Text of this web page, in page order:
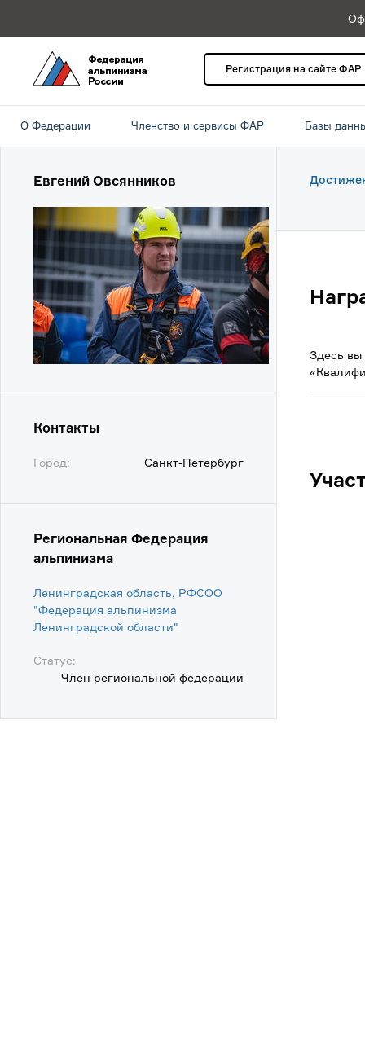
Регистрация на сайте ФАР
О Федерации Членство и сервисы ФАР Базы
Евгений Овсянников
Контакты
Город: Санкт-Петербург
Региональная Федерация
альпинизма
Ленинградская область, РФСОО
"Федерация альпинизма
Ленинградской области"
Статус:
Член региональной федерации
Здесь вы